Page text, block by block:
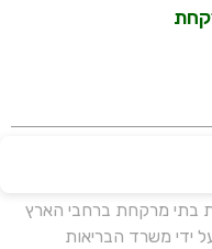
בתי מרקחת ברחבי הארץ
ידי משרד הבריאות